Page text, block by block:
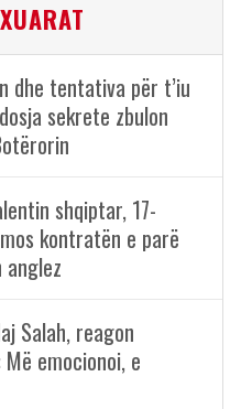
dhe tentativa për t’iu
sekrete zbulon
shqiptar, 17-
kontratën e parë
Salah, reagon
emocionoi, e